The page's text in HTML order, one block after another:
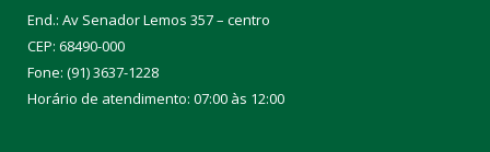
End.: Av Senador Lemos 357 – centro
CEP: 68490-000
Fone: (91) 3637-1228
Horário de atendimento: 07:00 às 12:00